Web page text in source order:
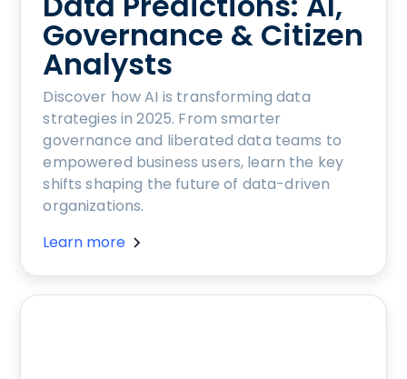
Governance & Citizen
Analysts
Discover how AI is transforming data
strategies in 2025. From smarter
governance and liberated data teams to
empowered business users, learn the key
shifts shaping the future of data-driven
organizations.
Learn more